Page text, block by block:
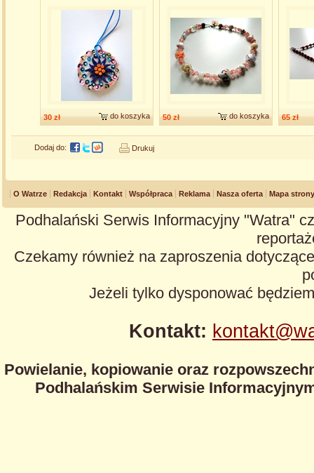
30 zł do koszyka 50 zł do koszyka 65 zł
Dodaj do: Drukuj
O Watrze Redakcja Kontakt Współpraca Reklama Nasza oferta Mapa strony
Podhalański Serwis Informacyjny "Watra"
Czekamy również na zaproszenia
Jeżeli tylko dysponować
Kontakt:
Powielanie, kopiowanie oraz
Podhalańskim Serwisie